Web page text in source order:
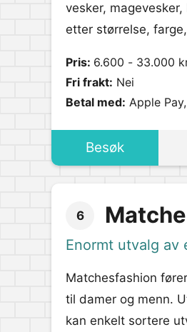
vesker,
etter størrelse,
Pris: 6.600 - 33.000
Fri frakt: Nei
Betal med: Apple
Besøk
6
Enormt utvalg av
Matchesfashion
til damer og menn.
kan enkelt sortere